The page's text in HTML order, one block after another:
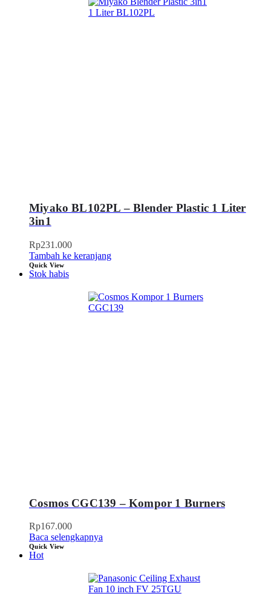
Miyako BL102PL – Blender Plastic 1 Liter
3in1
Rp231.000
Tambah ke keranjang
Quick View
Stok habis
Cosmos CGC139 – Kompor 1 Burners
Rp167.000
Baca selengkapnya
Quick View
Hot